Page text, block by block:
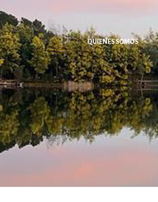
QUIENES SOMOS